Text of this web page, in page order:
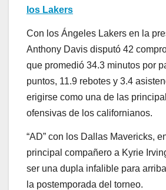
los Lakers
Con los Ángeles Lakers en la
Anthony Davis disputó 42
que promedió 34.3 minutos por
puntos, 11.9 rebotes y 3.4
erigirse como una de las
ofensivas de los californianos.
“AD” con los Dallas Mavericks,
principal compañero a Kyrie
ser una dupla infalible para
la postemporada del torneo.